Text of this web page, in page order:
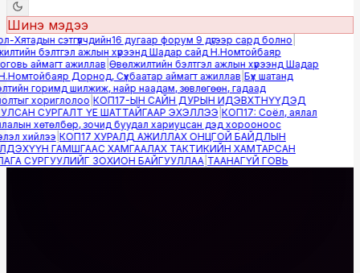
Шинэ мэдээ
сэтгүүлчдийн16 дугаар форум 9 дүгээр сард болно|
бэлтгэл ажлын хүрээнд Шадар сайд Н.Номтойбаяр
аймагт ажиллав|Өвөлжилтийн бэлтгэл ажлын хүрээнд Шадар
Дорнод, Сүхбаатар аймагт ажиллав|Бүх шатанд
горимд шилжиж, найр наадам, зөвлөгөөн, гадаад
хориглолоо|КОП17-ЫН САЙН ДУРЫН ИДЭВХТНҮҮДЭД
СУРГАЛТ ҮЕ ШАТТАЙГААР ЭХЭЛЛЭЭ|КОП17: Соёл, аялал
хөтөлбөр, зочид буудал хариуцсан дэд хорооноос
хийлээ|КОП17 ХУРАЛД АЖИЛЛАХ ОНЦГОЙ БАЙДЛЫН
ГАМШГААС ХАМГААЛАХ ТАКТИКИЙН ХАМТАРСАН
СУРГУУЛИЙГ ЗОХИОН БАЙГУУЛЛАА|ТААНАГҮЙ ГОВЬ